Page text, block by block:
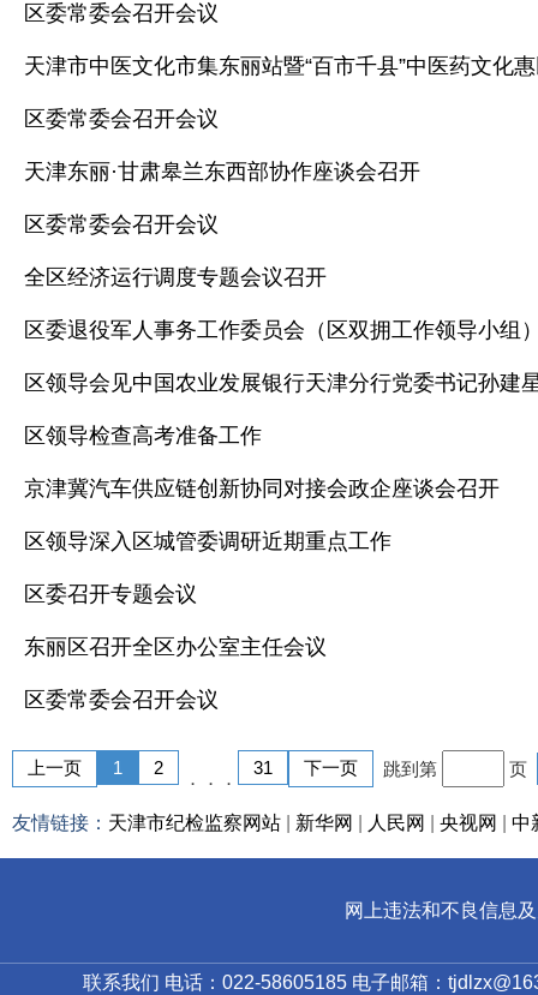
区委常委会召开会议
天津市中医文化市集东丽站暨“百市千县”中医药文化
区委常委会召开会议
天津东丽·甘肃皋兰东西部协作座谈会召开
区委常委会召开会议
全区经济运行调度专题会议召开
区委退役军人事务工作委员会（区双拥工作领导小组
区领导会见中国农业发展银行天津分行党委书记孙建
区领导检查高考准备工作
京津冀汽车供应链创新协同对接会政企座谈会召开
区领导深入区城管委调研近期重点工作
区委召开专题会议
东丽区召开全区办公室主任会议
区委常委会召开会议
上一页 1 2
．．．
31 下一页 跳到第 页
友情链接： 天津市纪检监察网站 新华网 人民网 央视网 中
网上违法和不良信息
联系我们 电话：022-58605185 电子邮箱：